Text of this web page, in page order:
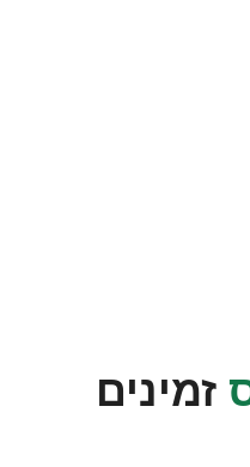
זמינים